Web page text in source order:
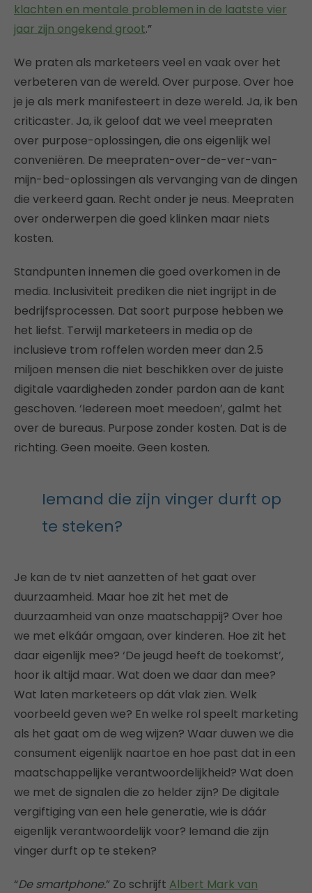
klachten en mentale problemen in de laatste vier
jaar zijn ongekend groot.”
We praten als marketeers veel en vaak over het
verbeteren van de wereld. Over purpose. Over hoe
je je als merk manifesteert in deze wereld. Ja, ik ben
criticaster. Ja, ik geloof dat we veel meepraten
over purpose-oplossingen, die ons eigenlijk wel
conveniëren. De meepraten-over-de-ver-van-
mijn-bed-oplossingen als vervanging van de dingen
die verkeerd gaan. Recht onder je neus. Meepraten
over onderwerpen die goed klinken maar niets
kosten.
Standpunten innemen die goed overkomen in de
media. Inclusiviteit prediken die niet ingrijpt in de
bedrijfsprocessen. Dat soort purpose hebben we
het liefst. Terwijl marketeers in media op de
inclusieve trom roffelen worden meer dan 2.5
miljoen mensen die niet beschikken over de juiste
digitale vaardigheden zonder pardon aan de kant
geschoven. ‘Iedereen moet meedoen’, galmt het
over de bureaus. Purpose zonder kosten. Dat is de
richting. Geen moeite. Geen kosten.
Iemand die zijn vinger durft op
te steken?
Je kan de tv niet aanzetten of het gaat over
duurzaamheid. Maar hoe zit het met de
duurzaamheid van onze maatschappij? Over hoe
we met elkáár omgaan, over kinderen. Hoe zit het
daar eigenlijk mee? ‘De jeugd heeft de toekomst’,
hoor ik altijd maar. Wat doen we daar dan mee?
Wat laten marketeers op dát vlak zien. Welk
voorbeeld geven we? En welke rol speelt marketing
als het gaat om de weg wijzen? Waar duwen we die
consument eigenlijk naartoe en hoe past dat in een
maatschappelijke verantwoordelijkheid? Wat doen
we met de signalen die zo helder zijn? De digitale
vergiftiging van een hele generatie, wie is dáár
eigenlijk verantwoordelijk voor? Iemand die zijn
vinger durft op te steken?
“De smartphone.” Zo schrijft Albert Mark van